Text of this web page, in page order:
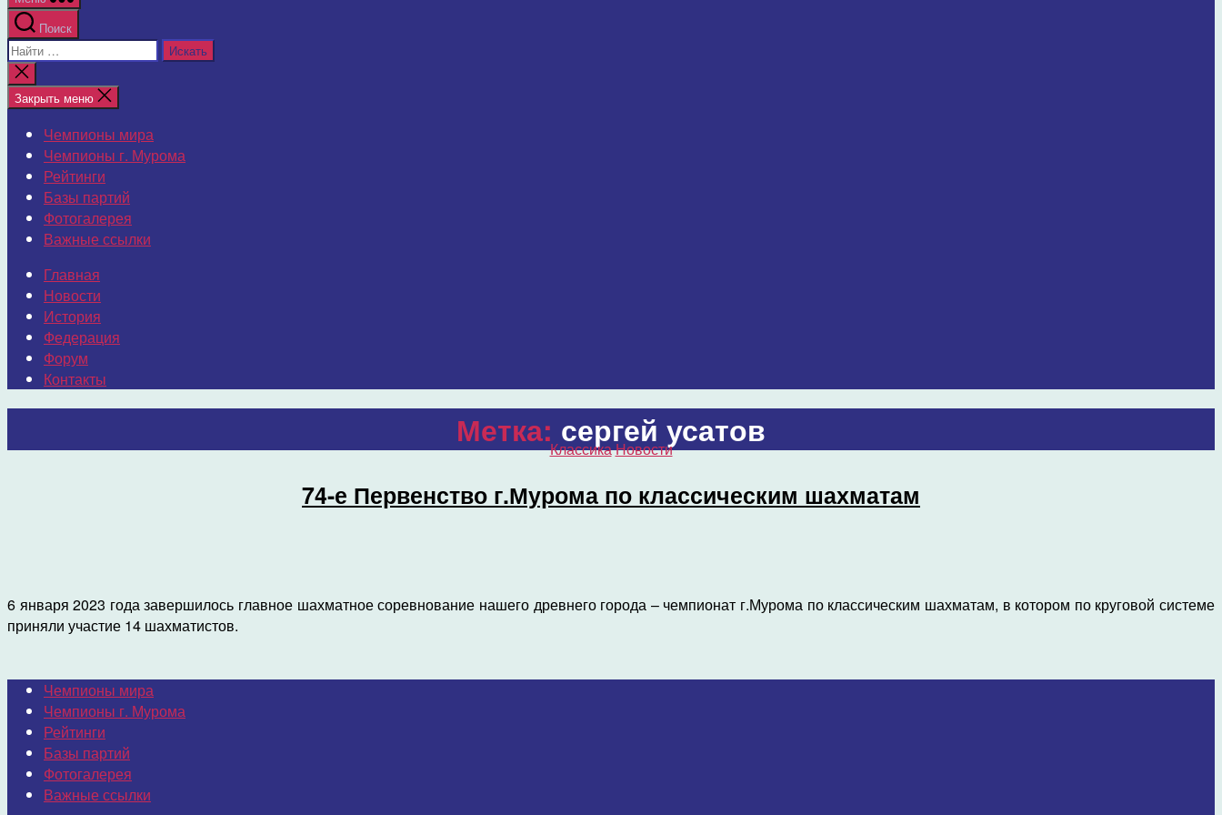
Поиск
Поиск:
Закрыть
поиск
Закрыть меню
Чемпионы мира
Чемпионы г. Мурома
Рейтинги
Базы партий
Фотогалерея
Важные ссылки
Главная
Новости
История
Федерация
Форум
Контакты
Метка: сергей усатов
Рубрики
КлассикаНовости
74-е Первенство г.Мурома по классическим шахматам
6 января 2023 года завершилось главное шахматное соревнование нашего древнего города – чемпионат г.Мурома по классическим шахматам, в котором по круговой системе
приняли участие 14 шахматистов.
Чемпионы мира
Чемпионы г. Мурома
Рейтинги
Базы партий
Фотогалерея
Важные ссылки